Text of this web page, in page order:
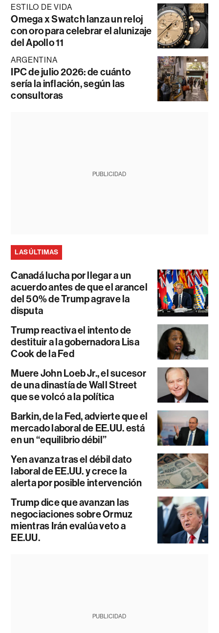
ESTILO DE VIDA
Omega x Swatch lanza un reloj
con oro para celebrar el alunizaje
del Apollo 11
ARGENTINA
IPC de julio 2026: de cuánto
sería la inflación, según las
consultoras
PUBLICIDAD
LAS ÚLTIMAS
Canadá lucha por llegar a un
acuerdo antes de que el arancel
del 50% de Trump agrave la
disputa
Trump reactiva el intento de
destituir a la gobernadora Lisa
Cook de la Fed
Muere John Loeb Jr., el sucesor
de una dinastía de Wall Street
que se volcó a la política
Barkin, de la Fed, advierte que el
mercado laboral de EE.UU. está
en un “equilibrio débil”
Yen avanza tras el débil dato
laboral de EE.UU. y crece la
alerta por posible intervención
Trump dice que avanzan las
negociaciones sobre Ormuz
mientras Irán evalúa veto a
EE.UU.
PUBLICIDAD